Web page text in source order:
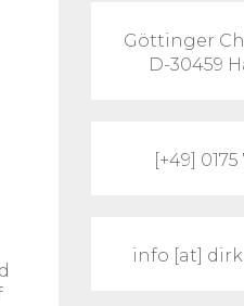
Göttinger
D-30459
[+49]
info [at]